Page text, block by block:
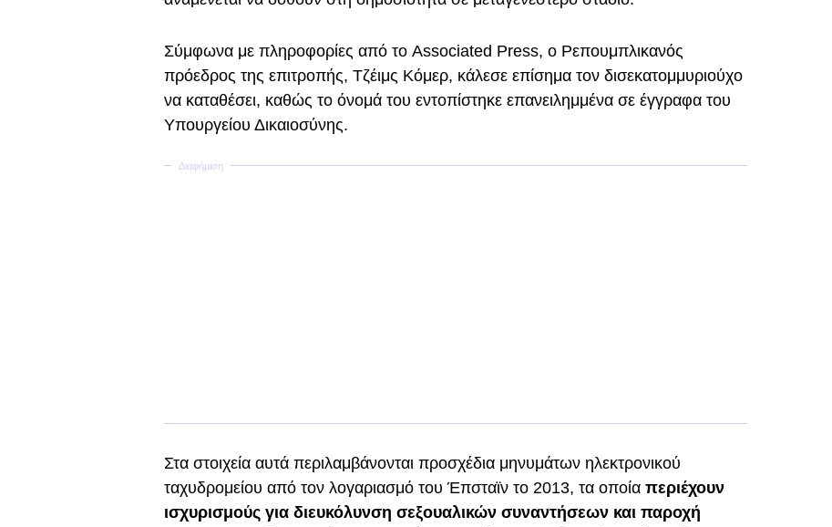
Σύμφωνα με πληροφορίες από το Associated Press, ο Ρεπουμπλικανός
πρόεδρος της επιτροπής, Τζέιμς Κόμερ, κάλεσε επίσημα τον δισεκατομμυριούχο
να καταθέσει, καθώς το όνομά του εντοπίστηκε επανειλημμένα σε έγγραφα του
Υπουργείου Δικαιοσύνης.
Στα στοιχεία αυτά περιλαμβάνονται προσχέδια μηνυμάτων ηλεκτρονικού
ταχυδρομείου από τον λογαριασμό του Έπσταϊν το 2013, τα οποία περιέχουν
ισχυρισμούς για διευκόλυνση σεξουαλικών συναντήσεων και παροχή